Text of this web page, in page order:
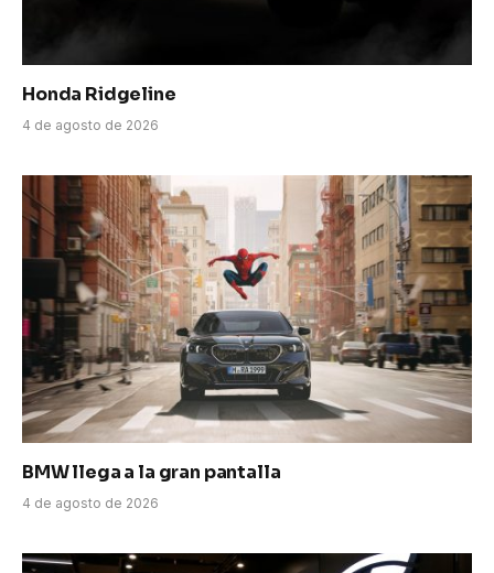
Honda Ridgeline
4 de agosto de 2026
BMW llega a la gran pantalla
4 de agosto de 2026